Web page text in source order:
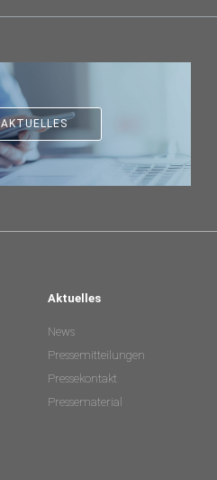
AKTUELLES
Aktuelles
News
Pressemitteilungen
Pressekontakt
Pressematerial